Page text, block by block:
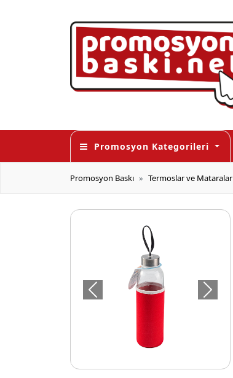
Promosyon Kategorileri
Promosyon Baskı Termoslar ve Mataralar
Önceki Sonraki